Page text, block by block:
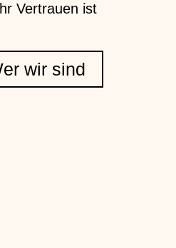
Vertrauen ist
wir sind